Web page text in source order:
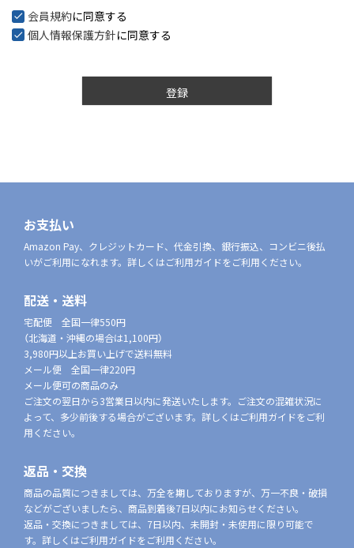
会員規約に同意する
個人情報保護方針に同意する
登録
お支払い
Amazon Pay、クレジットカード、代金引換、銀行振込、コンビニ後払
いがご利用になれます。詳しくはご利用ガイドをご利用ください。
配送・送料
宅配便 全国一律550円
（北海道・沖縄の場合は1,100円）
3,980円以上お買い上げで送料無料
メール便 全国一律220円
メール便可の商品のみ
ご注文の翌日から3営業日以内に発送いたします。ご注文の混雑状況に
よって、多少前後する場合がございます。詳しくはご利用ガイドをご利
用ください。
返品・交換
商品の品質につきましては、万全を期しておりますが、万一不良・破損
などがございましたら、商品到着後7日以内にお知らせください。
返品・交換につきましては、7日以内、未開封・未使用に限り可能で
す。詳しくはご利用ガイドをご利用ください。